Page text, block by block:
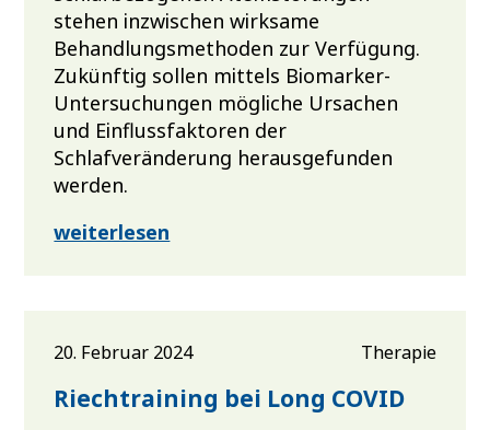
stehen inzwischen wirksame
Behandlungsmethoden zur Verfügung.
Zukünftig sollen mittels Biomarker-
Untersuchungen mögliche Ursachen
und Einflussfaktoren der
Schlafveränderung herausgefunden
werden.
weiterlesen
20. Februar 2024 Therapie
Riechtraining bei Long COVID